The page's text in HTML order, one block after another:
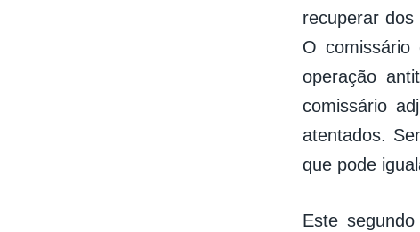
recuperar
O comissário
operação
comissário
atentados.
que pode
Este